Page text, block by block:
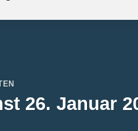
26. Januar